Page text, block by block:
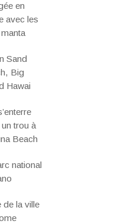
en
avec les
Sand
Big
Hawai
trou à
Beach
national
de la ville